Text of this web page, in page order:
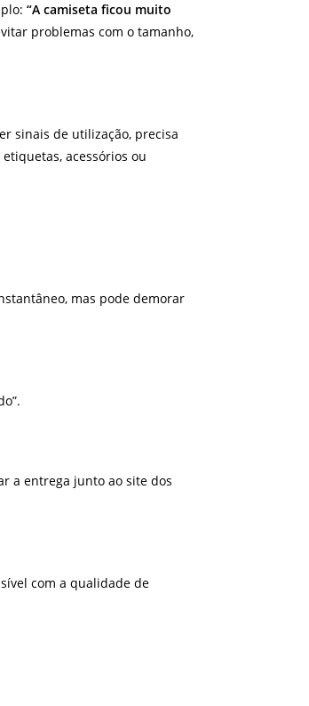
“A camiseta ficou muito
problemas com o tamanho,
sinais de utilização, precisa
acessórios ou
mas pode demorar
a entrega junto ao site dos
com a qualidade de